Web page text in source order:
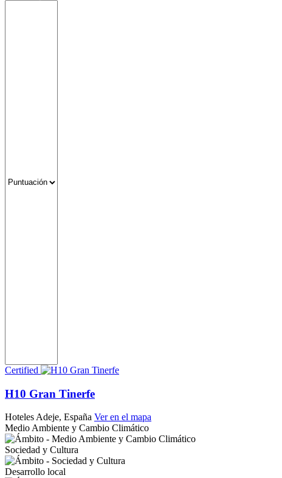
Certified
H10 Gran Tinerfe
Hoteles Adeje, España Ver en el mapa
Medio Ambiente y Cambio Climático
Sociedad y Cultura
Desarrollo local